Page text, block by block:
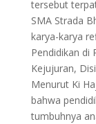
tersebut
SMA Strada
karya-karya
Pendidikan di
Kejujuran,
Menurut Ki
bahwa
tumbuhnya